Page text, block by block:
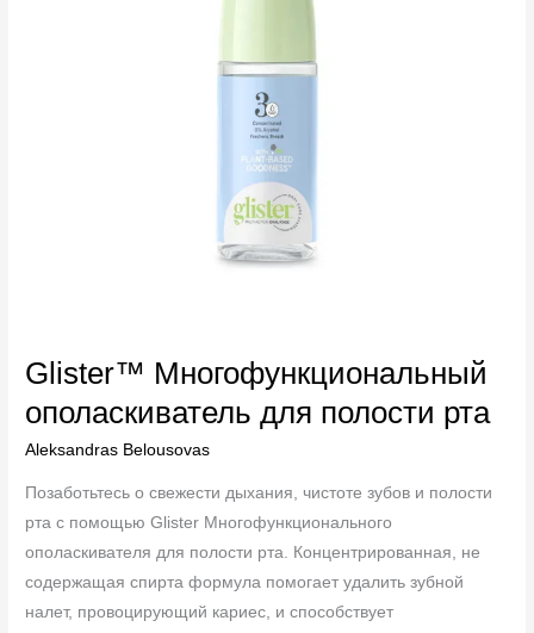
Glister™ Многофункциональный
ополаскиватель для полости рта
Aleksandras Belousovas
Позаботьтесь о свежести дыхания, чистоте зубов и полости
рта с помощью Glister Многофункционального
ополаскивателя для полости рта. Концентрированная, не
содержащая спирта формула помогает удалить зубной
налет, провоцирующий кариес, и способствует